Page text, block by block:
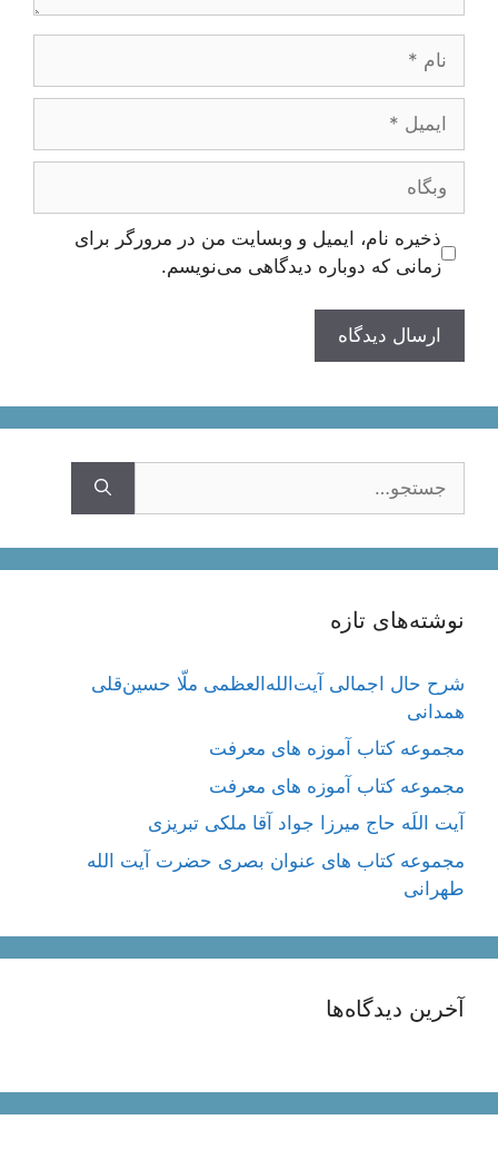
ایمیل
وبگاه
ذخیره نام، ایمیل و وبسایت من در مرورگر برای
زمانی که دوباره دیدگاهی می‌نویسم.
نوشته‌های تازه
شرح حال اجمالی آیت‌الله‌العظمی ملّا حسین‌قلی
همدانی
مجموعه کتاب آموزه های معرفت
مجموعه کتاب آموزه های معرفت
آیت اللَه حاج میرزا جواد آقا ملکی تبریزی
مجموعه کتاب های عنوان بصری حضرت آیت الله
طهرانی
آخرین دیدگاه‌ها